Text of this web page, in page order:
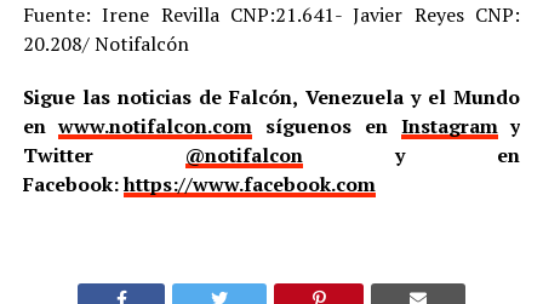
Fuente: Irene Revilla CNP:21.641- Javier Reyes CNP:
20.208/ Notifalcón
Sigue las noticias de Falcón, Venezuela y el Mundo
enwww.notifalcon.com síguenos en Instagramy
Twitter @notifalcony en
Facebook:https://www.facebook.com